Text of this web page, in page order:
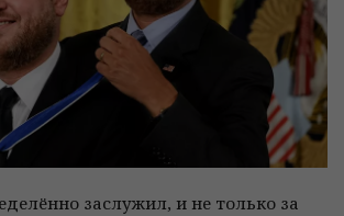
заслужил, и не только за